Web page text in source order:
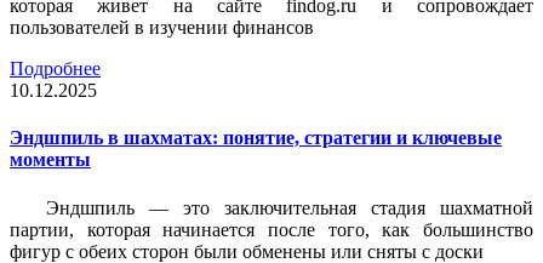
которая живет на сайте findog.ru и сопровождает
пользователей в изучении финансов
Подробнее
10.12.2025
Эндшпиль в шахматах: понятие, стратегии и ключевые
моменты
Эндшпиль — это заключительная стадия шахматной
партии, которая начинается после того, как большинство
фигур с обеих сторон были обменены или сняты с доски